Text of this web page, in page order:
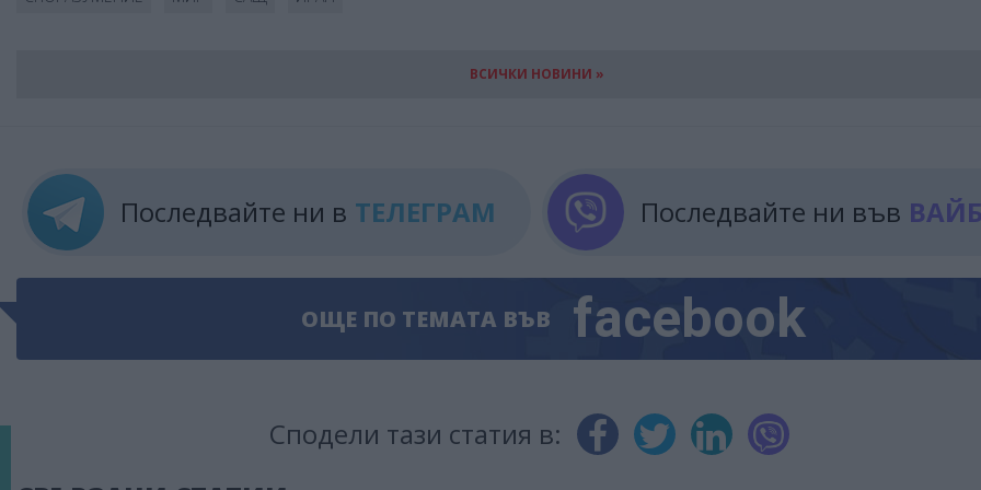
ВСИЧКИ НОВИНИ »
Последвайте ни в ТЕЛЕГРАМ Последвайте ни във
ОЩЕ ПО ТЕМАТА ВЪВ facebook
Сподели тази статия в: